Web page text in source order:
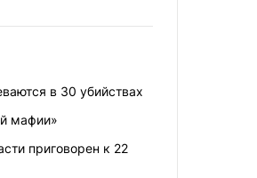
в 30 убийствах
мафии»
приговорен к 22